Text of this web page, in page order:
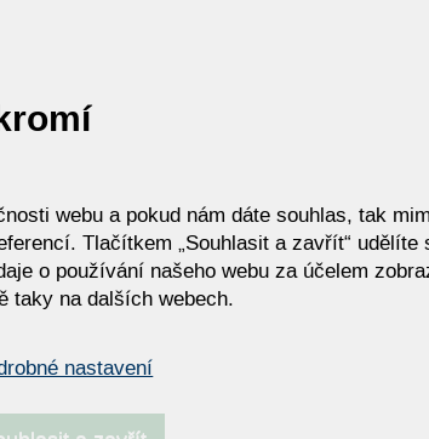
webu a pokud nám dáte souhlas, tak
Tlačítkem „Souhlasit a zavřít“ udělíte
o používání našeho webu za účelem
taky na dalších webech.
nastavení